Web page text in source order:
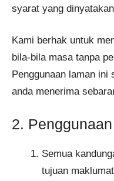
syarat yang
Kami berhak untuk
bila-bila masa tanpa
Penggunaan laman ini
anda menerima
2.
Semua
tujuan